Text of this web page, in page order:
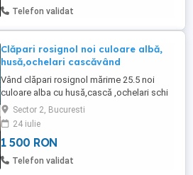
Telefon validat
Clăpari rosignol noi culoare albă,
husă,ochelari cascăvând
Vând clăpari rosignol mărime 25.5 noi
culoare alba cu husă,cască ,ochelari schi
Sector 2, Bucuresti
24 iulie
1 500 RON
Telefon validat